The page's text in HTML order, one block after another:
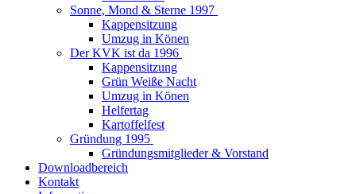
Sonne, Mond & Sterne 1997
Kappensitzung
Umzug in Könen
Der KVK ist da 1996
Kappensitzung
Grün Weiße Nacht
Umzug in Könen
Helfertag
Kartoffelfest
Gründung 1995
Gründungsmitglieder & Vorstand
Downloadbereich
Kontakt